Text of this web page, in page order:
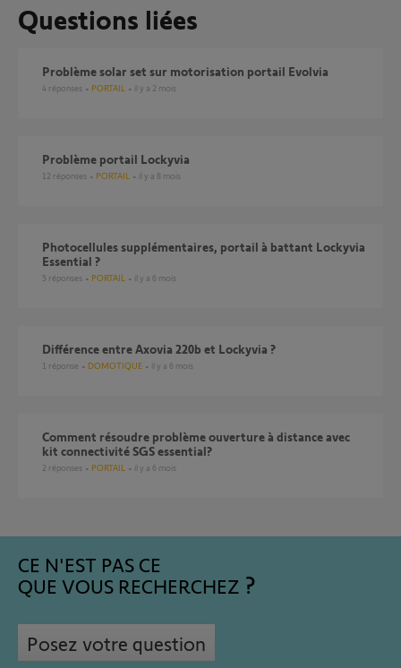
Questions liées
Problème solar set sur motorisation portail Evolvia
4 réponses PORTAIL il y a 2 mois
Problème portail Lockyvia
12 réponses PORTAIL il y a 8 mois
photocellules supplémentaires, portail à battant Lockyvia
Essential ?
5 réponses PORTAIL il y a 6 mois
Différence entre Axovia 220b et Lockyvia ?
1 réponse DOMOTIQUE il y a 6 mois
Comment résoudre problème ouverture à distance avec
kit connectivité SGS essential?
2 réponses PORTAIL il y a 6 mois
CE N'EST PAS CE
QUE VOUS RECHERCHEZ
Posez votre question